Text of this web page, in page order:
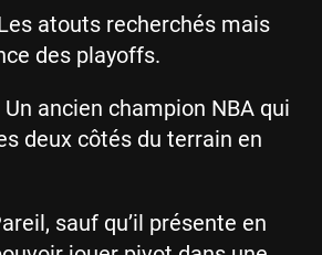
atouts recherchés mais
des playoffs.
Un ancien champion NBA qui
deux côtés du terrain en
sauf qu’il présente en